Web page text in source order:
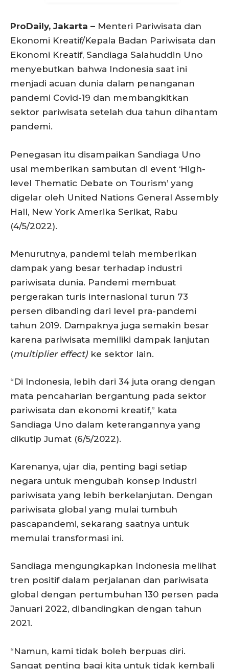
ProDaily, Jakarta – Menteri Pariwisata dan
Ekonomi Kreatif/Kepala Badan Pariwisata dan
Ekonomi Kreatif, Sandiaga Salahuddin Uno
menyebutkan bahwa Indonesia saat ini
menjadi acuan dunia dalam penanganan
pandemi Covid-19 dan membangkitkan
sektor pariwisata setelah dua tahun dihantam
pandemi.
Penegasan itu disampaikan Sandiaga Uno
usai memberikan sambutan di event ‘High-
level Thematic Debate on Tourism’ yang
digelar oleh United Nations General Assembly
Hall, New York Amerika Serikat, Rabu
(4/5/2022).
Menurutnya, pandemi telah memberikan
dampak yang besar terhadap industri
pariwisata dunia. Pandemi membuat
pergerakan turis internasional turun 73
persen dibanding dari level pra-pandemi
tahun 2019. Dampaknya juga semakin besar
karena pariwisata memiliki dampak lanjutan
(multiplier effect) ke sektor lain.
“Di Indonesia, lebih dari 34 juta orang dengan
mata pencaharian bergantung pada sektor
pariwisata dan ekonomi kreatif,” kata
Sandiaga Uno dalam keterangannya yang
dikutip Jumat (6/5/2022).
Karenanya, ujar dia, penting bagi setiap
negara untuk mengubah konsep industri
pariwisata yang lebih berkelanjutan. Dengan
pariwisata global yang mulai tumbuh
pascapandemi, sekarang saatnya untuk
memulai transformasi ini.
Sandiaga mengungkapkan Indonesia melihat
tren positif dalam perjalanan dan pariwisata
global dengan pertumbuhan 130 persen pada
Januari 2022, dibandingkan dengan tahun
2021.
“Namun, kami tidak boleh berpuas diri.
Sangat penting bagi kita untuk tidak kembali